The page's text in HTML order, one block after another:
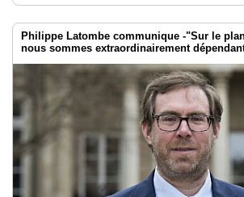
Philippe Latombe communique -"Sur le
nous sommes extraordinairement